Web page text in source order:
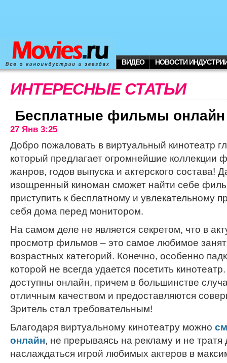
ВИДЕО НОВОСТИ
ИНТЕРЕСНЫЕ СТАТЬИ
Бесплатные фильмы онлайн
27 Янв 3:25
Добро пожаловать в виртуальный кинотеатр
который предлагает огромнейшие коллекции
жанров, годов выпуска и актерского состава!
изощренный киноман сможет найти себе
приступить к бесплатному и увлекательному
себя дома перед монитором.
На самом деле не является секретом, что в
просмотр фильмов – это самое любимое
возрастных категорий. Конечно, особенно
которой не всегда удается посетить
доступны онлайн, причем в большинстве
отличным качеством и предоставляются
Зритель стал требовательным!
Благодаря виртуальному кинотеатру можно
онлайн, не прерываясь на рекламу и не
наслаждаться игрой любимых актеров в